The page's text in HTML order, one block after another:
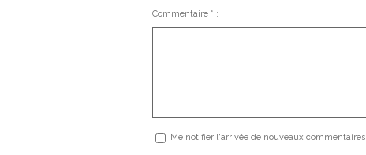
Commentaire * :
Me notifier l'arrivée de nouveaux commentaires